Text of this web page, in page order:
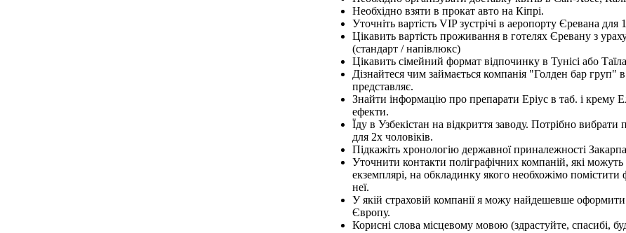
Необхідно взяти в прокат авто на Кіпрі.
Уточніть вартість VIP зустрічі в аеропорту Єревана
Цікавить вартість проживання в готелях Єревану з
(стандарт / напівлюкс)
Цікавить сімейний формат відпочинку в Тунісі або
Дізнайтеся чим займається компанія "Голден бар груп" в
представляє.
Знайти інформацію про препарати Еріус в таб. і крему
ефекти.
Їду в Узбекістан на відкриття заводу. Потрібно
для 2х чоловіків.
Підкажіть хронологію державної приналежності
Уточнити контакти поліграфічних компаній, які
екземплярі, на обкладинку якого необхожімо помістити
неї.
У якій страховій компанії я можу найдешевше
Європу.
Корисні слова місцевому мовою (здрастуйте, спасибі,